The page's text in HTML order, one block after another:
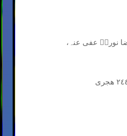
نوریؔ عفی عنہ،